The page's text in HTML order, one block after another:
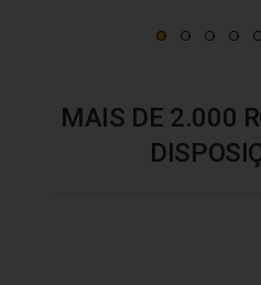
MAIS DE 2.000